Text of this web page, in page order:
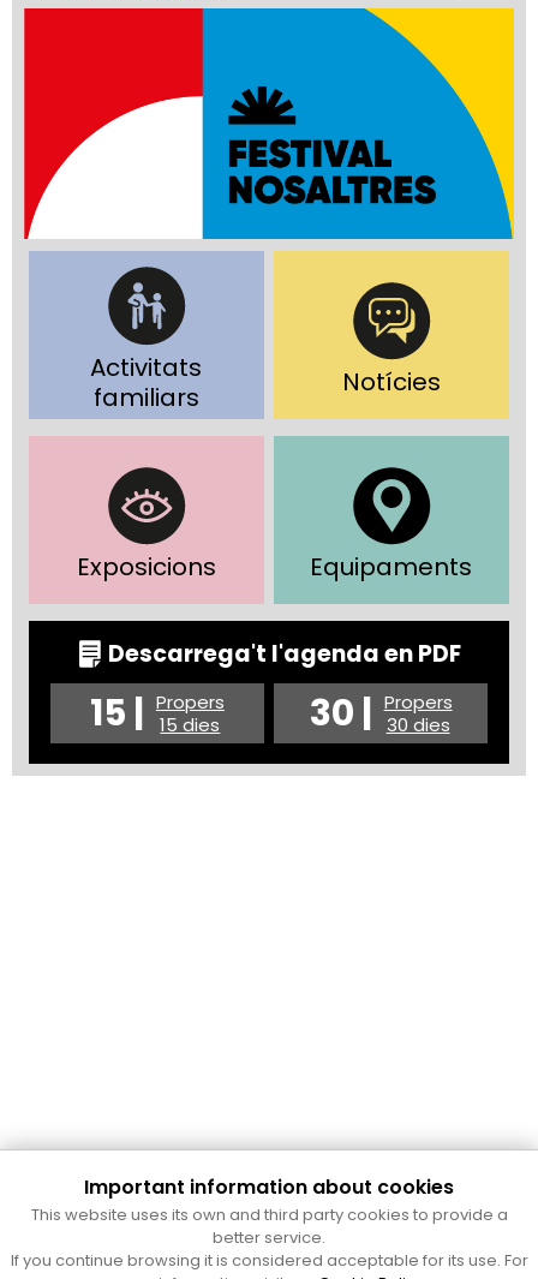
Activitats
familiars
Notícies
Exposicions Equipaments
Descarrega't l'agenda en PDF
15 | Propers
15 dies
30 | Propers
30 dies
Cultura Mataró
Ajuntament de Mataró
C. de Sant Josep, 9 (Mataró, 08302)
Important information about cookies
This website uses its own and third party cookies to provide a
better service.
If you continue browsing it is considered acceptable for its use. For